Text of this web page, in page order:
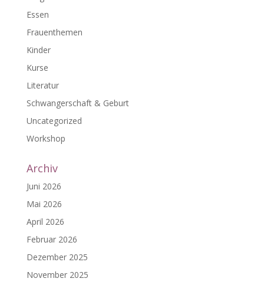
Essen
Frauenthemen
Kinder
Kurse
Literatur
Schwangerschaft & Geburt
Uncategorized
Workshop
Archiv
Juni 2026
Mai 2026
April 2026
Februar 2026
Dezember 2025
November 2025